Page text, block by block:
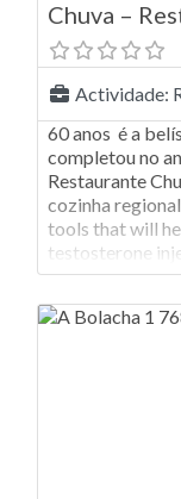
Chuva –
Actividade:
60 anos é a
completou no
Restaurante
cozinha
tools that will
testosterone
the-Scenes at
qualidade dos